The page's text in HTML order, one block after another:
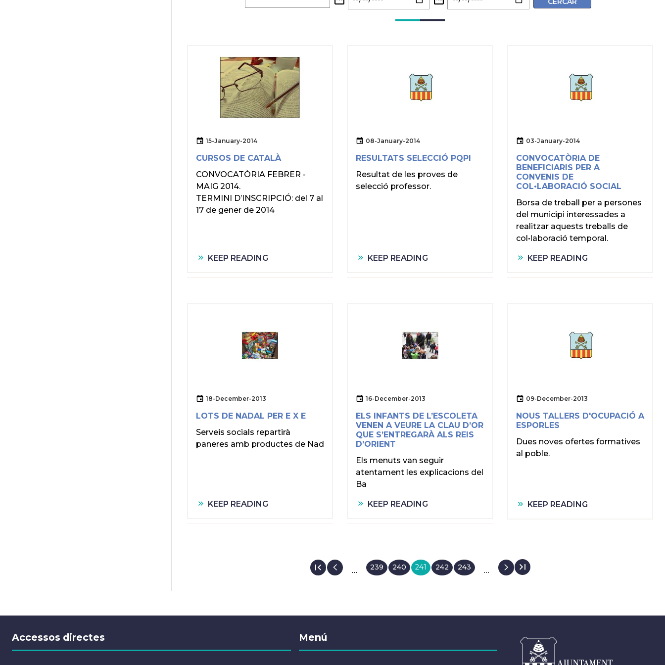
15-January-2014
CURSOS DE CATALÀ
CONVOCATÒRIA FEBRER -
MAIG 2014.
TERMINI D’INSCRIPCIÓ: del 7 al
17 de gener de 2014
KEEP READING
08-January-2014
RESULTATS SELECCIÓ PQPI
Resultat de les proves de
selecció professor.
KEEP READING
03-January-2014
CONVOCATÒRIA DE
BENEFICIARIS PER A
CONVENIS DE
COL•LABORACIÓ SOCIAL
Borsa de treball per a persones
del municipi interessades a
realitzar aquests treballs de
col•laboració temporal.
KEEP READING
18-December-2013
LOTS DE NADAL PER E X E
Serveis socials repartirà
paneres amb productes de Nad
KEEP READING
16-December-2013
ELS INFANTS DE L’ESCOLETA
VENEN A VEURE LA CLAU D’OR
QUE S’ENTREGARÀ ALS REIS
D’ORIENT
Els menuts van seguir
atentament les explicacions del
Ba
KEEP READING
09-December-2013
NOUS TALLERS D'OCUPACIÓ A
ESPORLES
Dues noves ofertes formatives
al poble.
KEEP READING
… Page
239 Page
240
Current
page
241 Page
242 Page
243 …
Accessos directes Menú